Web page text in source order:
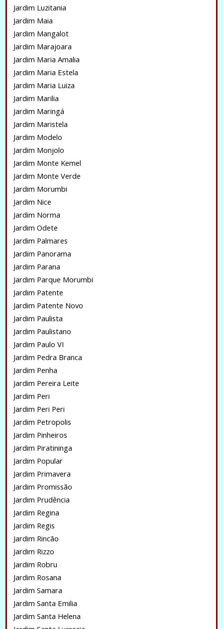
Jardim Luzitania
Jardim Maia
Jardim Mangalot
Jardim Marajoara
Jardim Maria Amalia
Jardim Maria Estela
Jardim Maria Luiza
Jardim Marilia
Jardim Maringá
Jardim Maristela
Jardim Modelo
Jardim Monjolo
Jardim Monte Kemel
Jardim Monte Verde
Jardim Morumbi
Jardim Nice
Jardim Norma
Jardim Odete
Jardim Palmares
Jardim Panorama
Jardim Parana
Jardim Parque Morumbi
Jardim Patente
Jardim Patente Novo
Jardim Paulista
Jardim Paulistano
Jardim Paulo VI
Jardim Pedra Branca
Jardim Penha
Jardim Pereira Leite
Jardim Peri
Jardim Peri Peri
Jardim Petropolis
Jardim Pinheiros
Jardim Piratininga
Jardim Popular
Jardim Primavera
Jardim Promissão
Jardim Prudência
Jardim Regina
Jardim Regis
Jardim Rincão
Jardim Rizzo
Jardim Robru
Jardim Rosana
Jardim Samara
Jardim Santa Emilia
Jardim Santa Helena